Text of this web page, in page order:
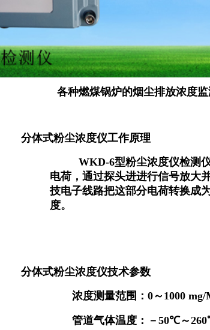
TRT发电，煤气化装置。
粉状材料回收
过程粉尘输送总量监测
各种燃煤锅炉的烟尘排放浓度监
分体式粉尘浓度仪工作原理
WKD-6型粉尘浓度仪检测
电荷，通过探头进进行信号放大
技电子线路把这部分电荷转换成
度。
分体式粉尘浓度仪技术参数
浓度测量范围： 0～1000 mg/
管道气体温度：－ 50℃～260